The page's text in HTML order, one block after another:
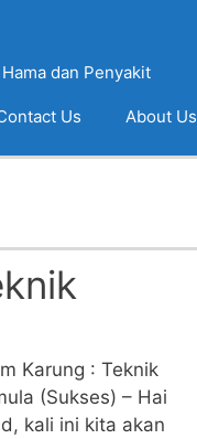
Hama dan Penyakit
Us About Us
Karung : Teknik
(Sukses) – Hai
kali ini kita akan